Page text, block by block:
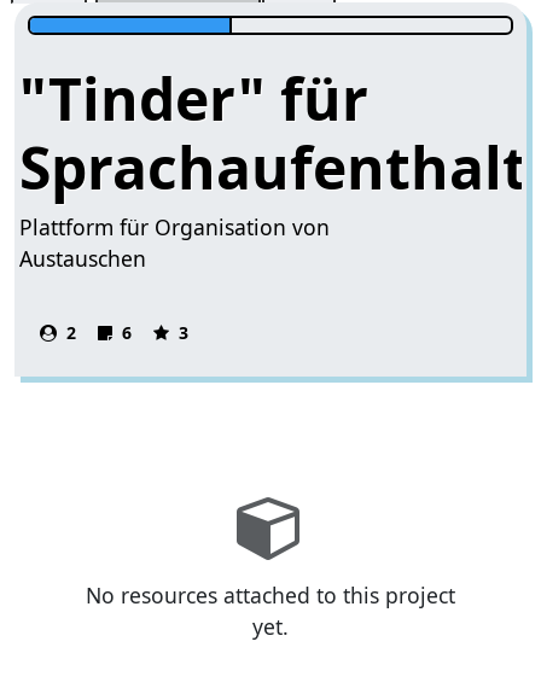
"Tinder" für
Plattform für Organisation von
Austauschen
2 6 3
No resources attached to this project
yet.